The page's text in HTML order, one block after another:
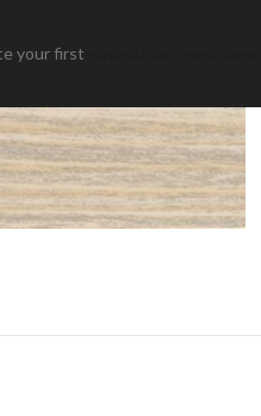
your first